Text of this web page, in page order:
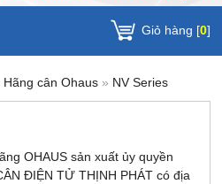
Giỏ hàng [0]
Hãng cân Ohaus » NV Series
OHAUS sản xuất ủy quyền
ĐIỆN TỬ THỊNH PHÁT có địa